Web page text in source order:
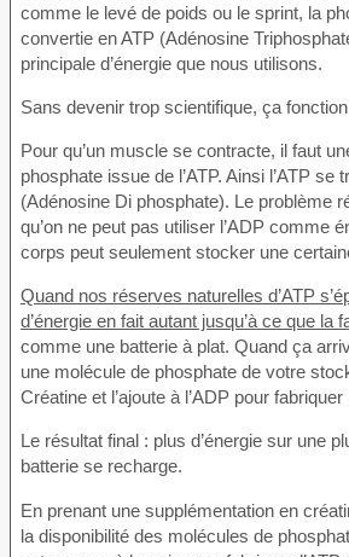
comme le levé de poids ou le sprint, la
convertie en ATP (Adénosine
principale d’énergie que nous utilisons.
Sans devenir trop scientifique, ça
Pour qu’un muscle se contracte, il faut
phosphate issue de l’ATP. Ainsi l’ATP se
(Adénosine Di phosphate). Le problème
qu’on ne peut pas utiliser l’ADP comme
corps peut seulement stocker une
Quand nos réserves naturelles d’ATP
d’énergie en fait autant jusqu’à ce que la
comme une batterie à plat. Quand ça
une molécule de phosphate de votre
Créatine et l’ajoute à l’ADP pour fabriquer
Le résultat final : plus d’énergie sur une
batterie se recharge.
En prenant une supplémentation en
la disponibilité des molécules de